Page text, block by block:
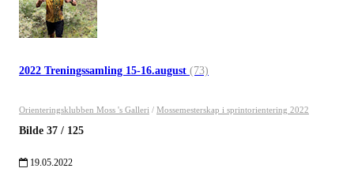
2022 Treningssamling 15-16.august (73)
Orienteringsklubben Moss 's Galleri / Mossemesterskap i sprintorientering 2022
Bilde 37 / 125
19.05.2022